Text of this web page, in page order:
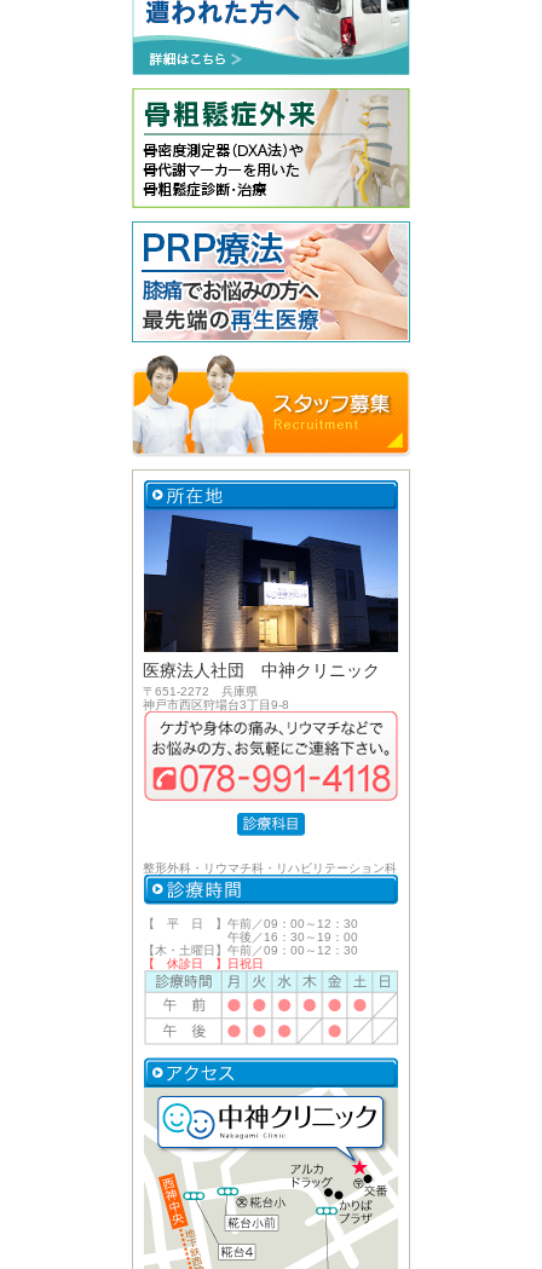
医療法人社団 中神クリニック
〒651-2272 兵庫県
神戸市西区狩場台3丁目9-8
整形外科・リウマチ科・リハビリテーション科
【 平 日 】午前／09：00～12：30
午後／16：30～19：00
【木・土曜日】午前／09：00～12：30
【 休診日 】日祝日